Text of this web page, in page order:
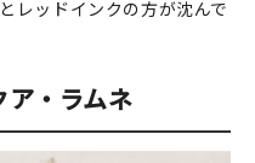
レッドインクの方が沈んで
・ラムネ